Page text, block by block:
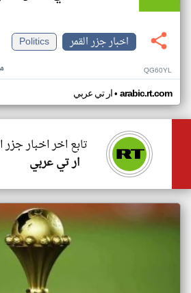
اخبار جزر القمر
Politics
QG60YL
ار تي عربي• arabic.rt.com
تابع اخر اخبار جزر
ار تي عربي